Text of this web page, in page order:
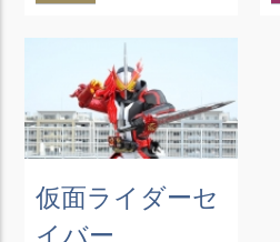
仮面ライダーセ
イバー